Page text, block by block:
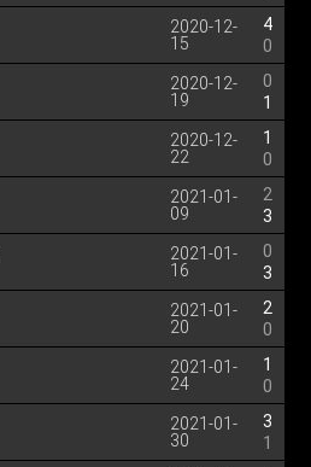
2020-12-
15
4
0
2020-12-
19
0
1
2020-12-
22
1
0
2021-01-
09
2
3
2021-01-
16
0
3
2021-01-
20
2
0
2021-01-
24
1
0
2021-01-
30
3
1